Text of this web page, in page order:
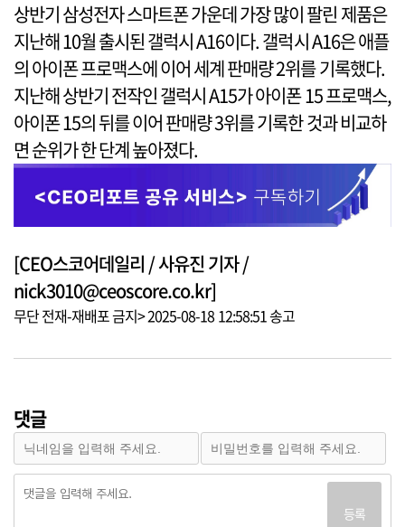
상반기 삼성전자 스마트폰 가운데 가장 많이 팔린 제품은
지난해 10월 출시된 갤럭시 A16이다. 갤럭시 A16은 애플
의 아이폰 프로맥스에 이어 세계 판매량 2위를 기록했다.
지난해 상반기 전작인 갤럭시 A15가 아이폰 15 프로맥스,
아이폰 15의 뒤를 이어 판매량 3위를 기록한 것과 비교하
면 순위가 한 단계 높아졌다.
[CEO스코어데일리 / 사유진 기자 /
nick3010@ceoscore.co.kr]
무단 전재-재배포 금지> 2025-08-18 12:58:51 송고
댓글
등록